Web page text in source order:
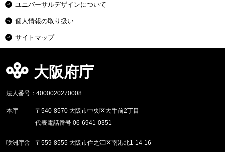
ユニバーサルデザインについて
個人情報の取り扱い
サイトマップ
大阪府庁
法人番号：4000020270008
本庁
〒540-8570 大阪市中央区大手前2丁目
代表電話番号 06-6941-0351
咲洲庁舎
〒559-8555 大阪市住之江区南港北1-14-16